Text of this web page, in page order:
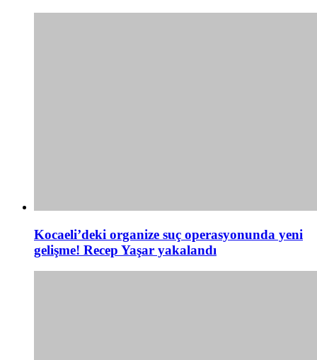
Kocaeli’deki organize suç operasyonunda yeni
gelişme! Recep Yaşar yakalandı